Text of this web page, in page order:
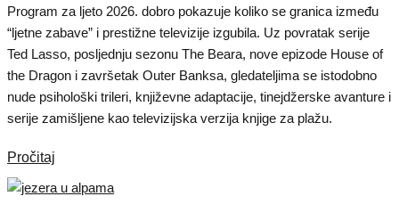
Program za ljeto 2026. dobro pokazuje koliko se granica između
“ljetne zabave” i prestižne televizije izgubila. Uz povratak serije
Ted Lasso, posljednju sezonu The Beara, nove epizode House of
the Dragon i završetak Outer Banksa, gledateljima se istodobno
nude psihološki trileri, književne adaptacije, tinejdžerske avanture i
serije zamišljene kao televizijska verzija knjige za plažu.
Pročitaj